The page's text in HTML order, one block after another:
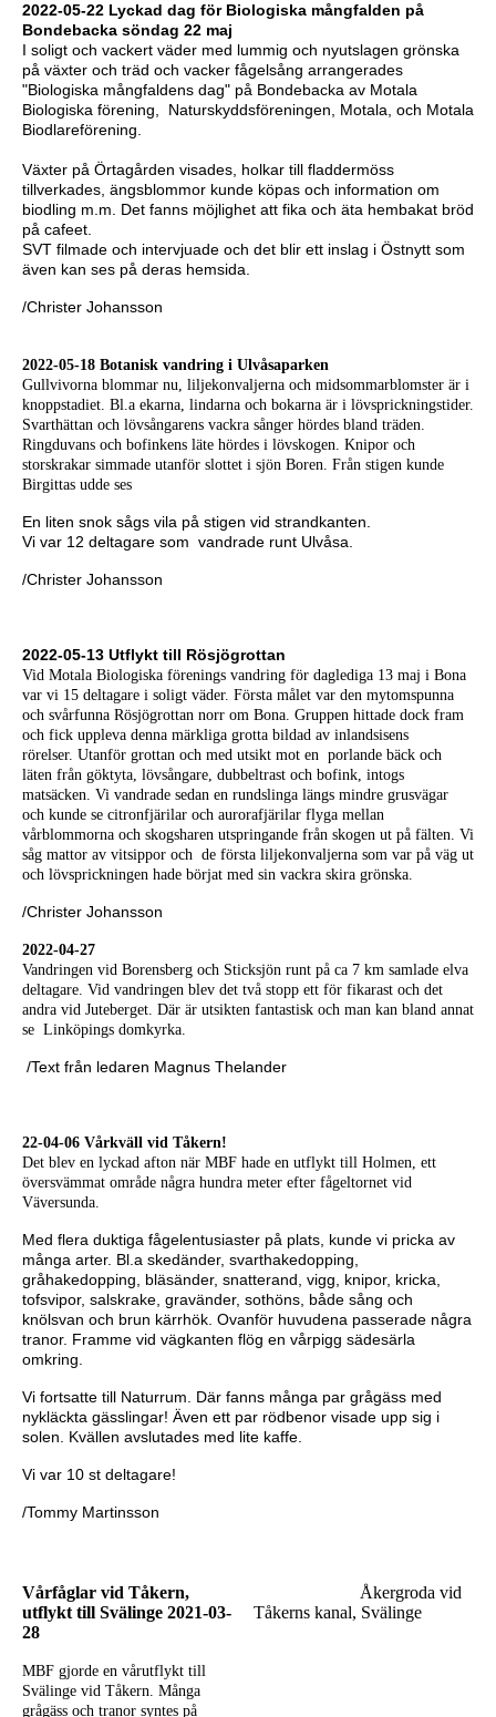
2022-05-22 Lyckad dag för Biologiska mångfalden på
Bondebacka söndag 22 maj
I soligt och vackert väder med lummig och nyutslagen grönska
på växter och träd och vacker fågelsång arrangerades
"Biologiska mångfaldens dag" på Bondebacka av Motala
Biologiska förening, Naturskyddsföreningen, Motala, och Motala
Biodlareförening.
Växter på Örtagården visades, holkar till fladdermöss
tillverkades, ängsblommor kunde köpas och information om
biodling m.m. Det fanns möjlighet att fika och äta hembakat bröd
på cafeet.
SVT filmade och intervjuade och det blir ett inslag i Östnytt som
även kan ses på deras hemsida.
/Christer Johansson
2022-05-18 Botanisk vandring i Ulvåsaparken
Gullvivorna blommar nu, liljekonvaljerna och midsommarblomster är i
knoppstadiet. Bl.a ekarna, lindarna och bokarna är i lövsprickningstider.
Svarthättan och lövsångarens vackra sånger hördes bland träden.
Ringduvans och bofinkens läte hördes i lövskogen. Knipor och
storskrakar simmade utanför slottet i sjön Boren. Från stigen kunde
Birgittas udde ses
En liten snok sågs vila på stigen vid strandkanten.
Vi var 12 deltagare som vandrade runt Ulvåsa.
/Christer Johansson
2022-05-13 Utflykt till Rösjögrottan
Vid Motala Biologiska förenings vandring för daglediga 13 maj i Bona
var vi 15 deltagare i soligt väder. Första målet var den mytomspunna
och svårfunna Rösjögrottan norr om Bona. Gruppen hittade dock fram
och fick uppleva denna märkliga grotta bildad av inlandsisens
rörelser. Utanför grottan och med utsikt mot en porlande bäck och
läten från göktyta, lövsångare, dubbeltrast och bofink, intogs
matsäcken. Vi vandrade sedan en rundslinga längs mindre grusvägar
och kunde se citronfjärilar och aurorafjärilar flyga mellan
vårblommorna och skogsharen utspringande från skogen ut på fälten. Vi
såg mattor av vitsippor och de första liljekonvaljerna som var på väg ut
och lövsprickningen hade börjat med sin vackra skira grönska.
/Christer Johansson
2022-04-27
Vandringen vid Borensberg och Sticksjön runt på ca 7 km samlade elva
deltagare. Vid vandringen blev det två stopp ett för fikarast och det
andra vid Juteberget. Där är utsikten fantastisk och man kan bland annat
se Linköpings domkyrka.
/Text från ledaren Magnus Thelander
22-04-06 Vårkväll vid Tåkern!
Det blev en lyckad afton när MBF hade en utflykt till Holmen, ett
översvämmat område några hundra meter efter fågeltornet vid
Väversunda.
Med flera duktiga fågelentusiaster på plats, kunde vi pricka av
många arter. Bl.a skedänder, svarthakedopping,
gråhakedopping, bläsänder, snatterand, vigg, knipor, kricka,
tofsvipor, salskrake, gravänder, sothöns, både sång och
knölsvan och brun kärrhök. Ovanför huvudena passerade några
tranor. Framme vid vägkanten flög en vårpigg sädesärla
omkring.
Vi fortsatte till Naturrum. Där fanns många par grågäss med
nykläckta gässlingar! Även ett par rödbenor visade upp sig i
solen. Kvällen avslutades med lite kaffe.
Vi var 10 st deltagare!
/Tommy Martinsson
Vårfåglar vid Tåkern,
utflykt till Svälinge 2021-03-
28
MBF gjorde en vårutflykt till
Svälinge vid Tåkern. Många
grågäss och tranor syntes på
Åkergroda vid
Tåkerns kanal, Svälinge